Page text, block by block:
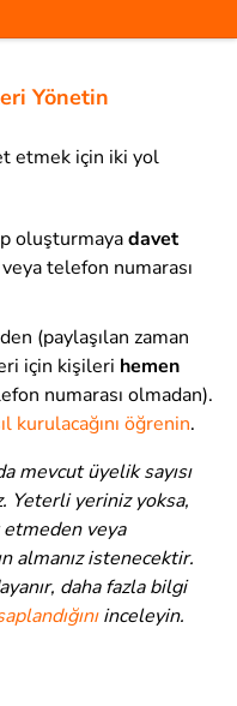
Yönetin
etmek için iki yol
oluşturmayadavet
telefon numarası
(paylaşılan zaman
için kişileri hemen
numarası olmadan).
kurulacağını öğrenin.
mevcut üyelik sayısı
Yeterli yeriniz yoksa,
etmeden veya
almanız istenecektir.
daha fazla bilgi
inceleyin.